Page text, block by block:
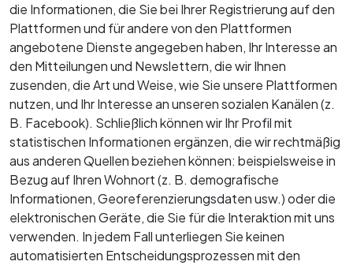
die Informationen, die Sie bei Ihrer Registrierung auf den
Plattformen und für andere von den Plattformen
angebotene Dienste angegeben haben, Ihr Interesse an
den Mitteilungen und Newslettern, die wir Ihnen
zusenden, die Art und Weise, wie Sie unsere Plattformen
nutzen, und Ihr Interesse an unseren sozialen Kanälen (z.
B. Facebook). Schließlich können wir Ihr Profil mit
statistischen Informationen ergänzen, die wir rechtmäßig
aus anderen Quellen beziehen können: beispielsweise in
Bezug auf Ihren Wohnort (z. B. demografische
Informationen, Georeferenzierungsdaten usw.) oder die
elektronischen Geräte, die Sie für die Interaktion mit uns
verwenden. In jedem Fall unterliegen Sie keinen
automatisierten Entscheidungsprozessen mit den